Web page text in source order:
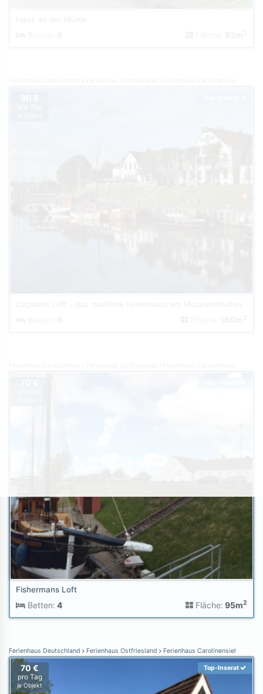
Fishermans Loft
Betten: 4 Fläche: 95m2
Ferienhaus Deutschland Ferienhaus Ostfriesland Ferienhaus Carolinensiel
70 €
pro Tag
je Objekt
Top-Inserat